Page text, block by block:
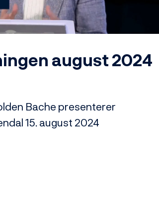
Video
august 2024
Bache presenterer
15. august 2024